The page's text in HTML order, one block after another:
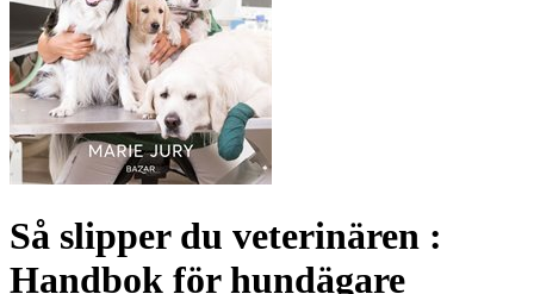
Så slipper du veterinären :
Handbok för hundägare